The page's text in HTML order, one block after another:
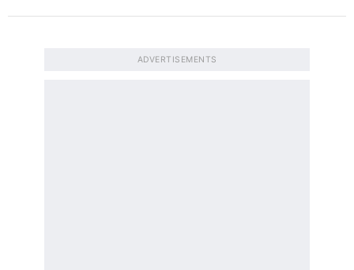
ADVERTISEMENTS